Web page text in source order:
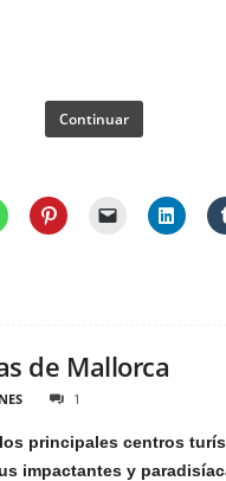
Continuar
de Mallorca
1
principales centros
impactantes y